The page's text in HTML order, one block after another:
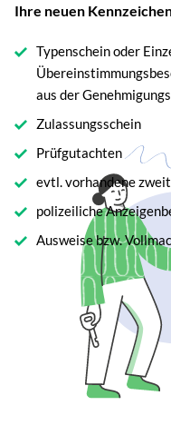
Ihre neuen
Typenschein oder
aus der
Zulassungsschein
Prüfgutachten
evtl. vorhandene
polizeiliche
Ausweise bzw.